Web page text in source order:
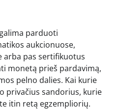
parduoti
aukcionuose,
arba pas sertifikuotus
monetą prieš pardavimą,
pelno dalies. Kai kurie
privačius sandorius, kurie
itin retą egzempliorių.